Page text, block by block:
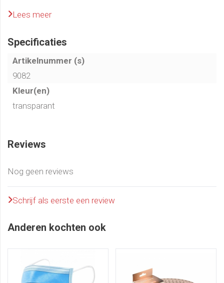
Dichtheid bij 20 °C: g/cm³
Lees meer
Specificaties
Artikelnummer (s)
9082
Kleur(en)
transparant
Reviews
Nog geen reviews
Schrijf als eerste een review
Anderen kochten ook